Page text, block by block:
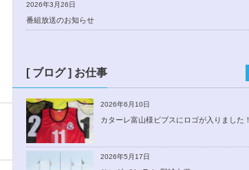
2026年3月26日
番組放送のお知らせ
[ ブログ ] お仕事
2026年6月10日
カターレ富山様ビブスにロゴが入りました！
2026年5月17日